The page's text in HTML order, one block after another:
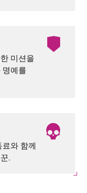
미션을
명예를
와 함께
.